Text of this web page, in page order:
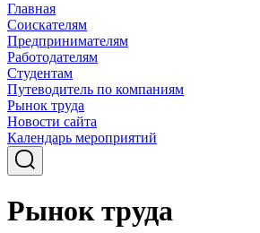
Главная
Соискателям
Предпринимателям
Работодателям
Студентам
Путеводитель по компаниям
Рынок труда
Новости сайта
Календарь мероприятий
Рынок труда